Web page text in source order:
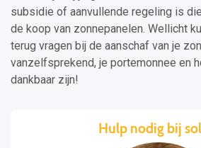
subsidie of aanvullende regeling is
de koop van zonnepanelen. Wellicht
terug vragen bij de aanschaf van je
vanzelfsprekend, je portemonnee en
dankbaar zijn!
Hulp nodig bij